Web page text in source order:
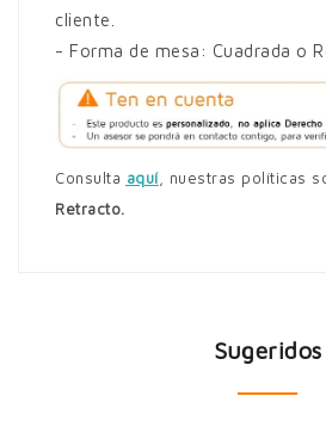
cliente.
- Forma de mesa: Cuadrada o
Consulta aquí, nuestras políticas
Retracto.
Sugeridos